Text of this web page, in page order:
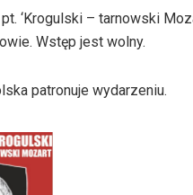
‘Krogulski – tarnowski
Wstęp jest wolny.
patronuje wydarzeniu.